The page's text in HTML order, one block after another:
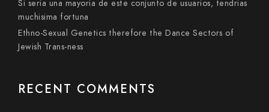
Si seri­a una mayoria de este conjunto de usuarios, tendri­as
muchisima fortuna
Ethno-Sexual Genetics therefore the Dance Sectors of
Jewish Trans-ness
RECENT COMMENTS